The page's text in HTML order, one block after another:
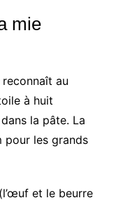
mie
au
à huit
la pâte. La
pour les grands
et le beurre